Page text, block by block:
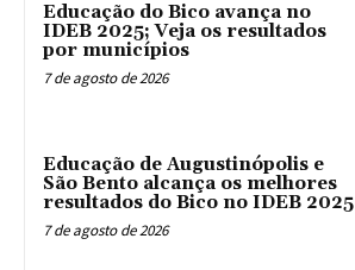
Educação do Bico avança no
IDEB 2025; Veja os resultados
por municípios
7 de agosto de 2026
Educação de Augustinópolis e
São Bento alcança os melhores
resultados do Bico no IDEB 2025
7 de agosto de 2026